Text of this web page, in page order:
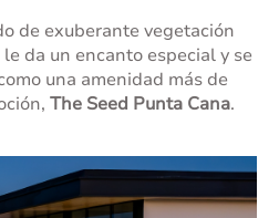
de exuberante vegetación
da un encanto especial y se
una amenidad más de
The Seed Punta Cana.